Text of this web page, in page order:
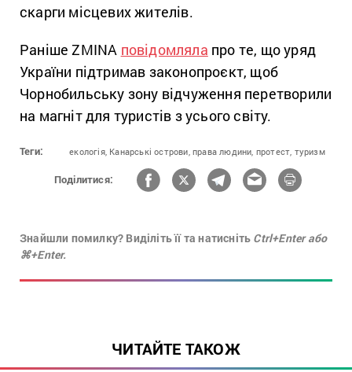
скарги місцевих жителів.
Раніше ZMINA повідомляла про те, що уряд
України підтримав законопроєкт, щоб
Чорнобильську зону відчуження перетворили
на магніт для туристів з усього світу.
Теги: екологія, Канарські острови, права людини, протест, туризм
Поділитися:
Знайшли помилку? Виділіть її та натисніть Ctrl+Enter або
⌘+Enter.
ЧИТАЙТЕ ТАКОЖ